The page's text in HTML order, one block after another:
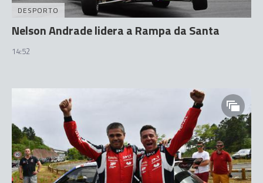
DESPORTO
Nelson Andrade lidera a Rampa da Santa
14:52